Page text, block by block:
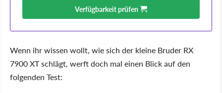
Verfügbarkeit prüfen
Wenn ihr wissen wollt, wie sich der kleine Bruder RX
7900 XT schlägt, werft doch mal einen Blick auf den
folgenden Test: